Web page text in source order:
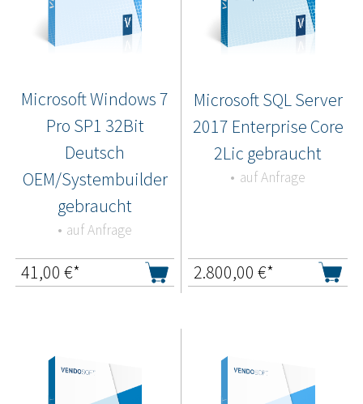
Microsoft Windows 7
Pro SP1 32Bit
Deutsch
OEM/Systembuilder
gebraucht
auf Anfrage
41,00 €*
Microsoft SQL Server
2017 Enterprise Core
2Lic gebraucht
auf Anfrage
2.800,00 €*